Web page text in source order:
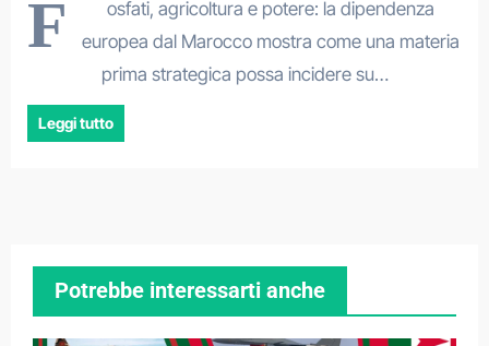
F
osfati, agricoltura e potere: la dipendenza
europea dal Marocco mostra come una materia
prima strategica possa incidere su…
Leggi tutto
Potrebbe interessarti anche